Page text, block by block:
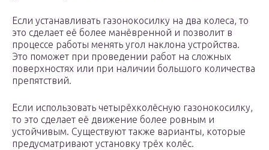
Если устанавливать газонокосилку на два колеса, то
это сделает её более манёвренной и позволит в
процессе работы менять угол наклона устройства.
Это поможет при проведении работ на сложных
поверхностях или при наличии большого количества
препятствий.
Если использовать четырёхколёсную газонокосилку,
то это сделает её движение более ровным и
устойчивым. Существуют также варианты, которые
предусматривают установку трёх колёс.